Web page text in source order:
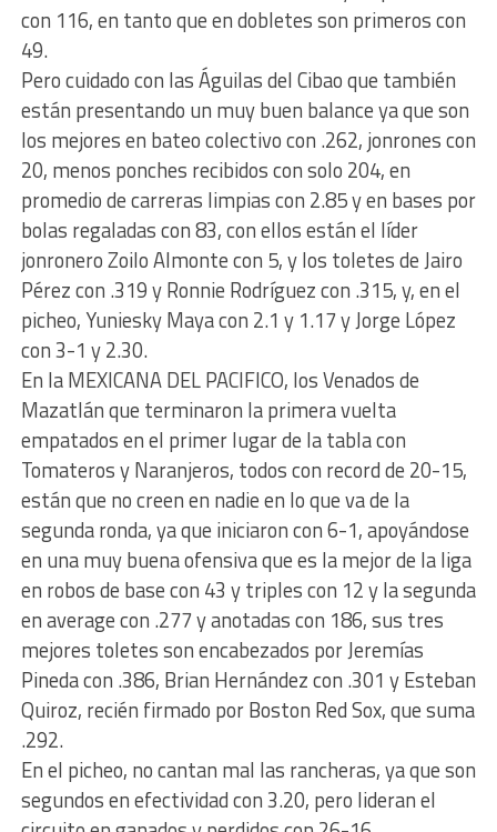
con 116, en tanto que en dobletes son primeros con
49.
Pero cuidado con las Águilas del Cibao que también
están presentando un muy buen balance ya que son
los mejores en bateo colectivo con .262, jonrones con
20, menos ponches recibidos con solo 204, en
promedio de carreras limpias con 2.85 y en bases por
bolas regaladas con 83, con ellos están el líder
jonronero Zoilo Almonte con 5, y los toletes de Jairo
Pérez con .319 y Ronnie Rodríguez con .315, y, en el
picheo, Yuniesky Maya con 2.1 y 1.17 y Jorge López
con 3-1 y 2.30.
En la MEXICANA DEL PACIFICO, los Venados de
Mazatlán que terminaron la primera vuelta
empatados en el primer lugar de la tabla con
Tomateros y Naranjeros, todos con record de 20-15,
están que no creen en nadie en lo que va de la
segunda ronda, ya que iniciaron con 6-1, apoyándose
en una muy buena ofensiva que es la mejor de la liga
en robos de base con 43 y triples con 12 y la segunda
en average con .277 y anotadas con 186, sus tres
mejores toletes son encabezados por Jeremías
Pineda con .386, Brian Hernández con .301 y Esteban
Quiroz, recién firmado por Boston Red Sox, que suma
.292.
En el picheo, no cantan mal las rancheras, ya que son
segundos en efectividad con 3.20, pero lideran el